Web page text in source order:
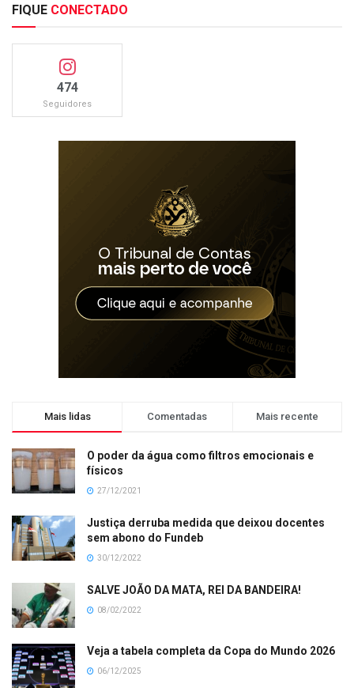
FIQUE CONECTADO
474
Seguidores
Mais lidas Comentadas Mais recente
O poder da água como filtros emocionais e
físicos
27/12/2021
Justiça derruba medida que deixou docentes
sem abono do Fundeb
30/12/2022
SALVE JOÃO DA MATA, REI DA BANDEIRA!
08/02/2022
Veja a tabela completa da Copa do Mundo 2026
06/12/2025